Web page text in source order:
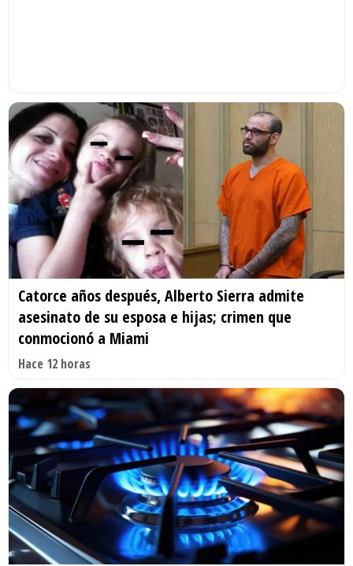
Catorce años después, Alberto Sierra admite
asesinato de su esposa e hijas; crimen que
conmocionó a Miami
Hace 12 horas